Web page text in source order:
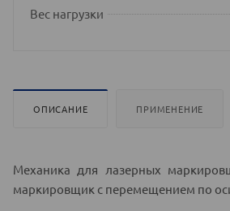
Вес нагрузки
ОПИСАНИЕ ПРИМЕНЕНИЕ
Механика для лазерных
маркировщик с перемещением по